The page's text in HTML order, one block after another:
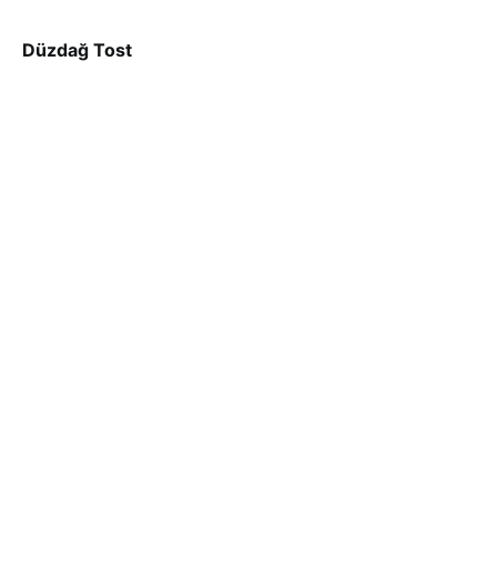
Düzdağ Tost